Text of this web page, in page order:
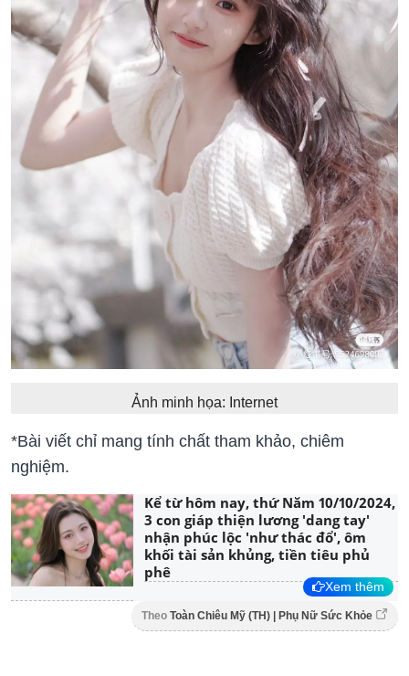
Ảnh minh họa: Internet
*Bài viết chỉ mang tính chất tham khảo, chiêm
nghiệm.
Kể từ hôm nay, thứ Năm 10/10/2024,
3 con giáp thiện lương 'dang tay'
nhận phúc lộc 'như thác đổ', ôm
khối tài sản khủng, tiền tiêu phủ
phê
Xem thêm
Theo Toàn Chiêu Mỹ (TH) | Phụ Nữ Sức Khỏe